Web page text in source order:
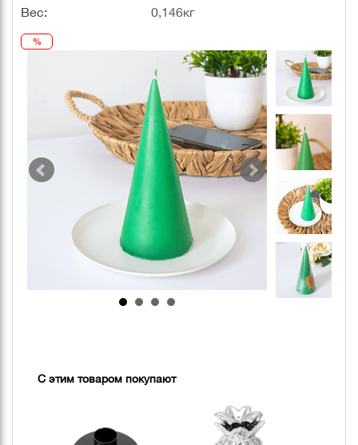
Вес: 0,146кг
%
С этим товаром покупают